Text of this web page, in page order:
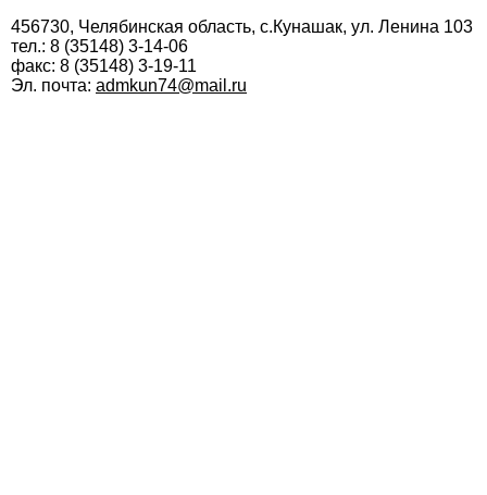
456730, Челябинская область, с.Кунашак, ул. Ленина 103
тел.: 8 (35148) 3-14-06
факс: 8 (35148) 3-19-11
Эл. почта: admkun74@mail.ru